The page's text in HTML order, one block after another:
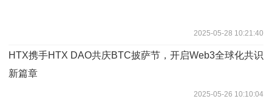
2025-05-28 10:21:40
HTX携手HTX DAO共庆BTC披萨节，开启Web3全球化共识
新篇章
2025-05-26 10:10:04